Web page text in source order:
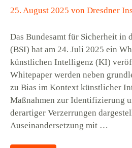
25. August 2025 von Dresdner
Das Bundesamt für Sicherheit in
(BSI) hat am 24. Juli 2025 ein
künstlichen Intelligenz (KI)
Whitepaper werden neben
zu Bias im Kontext künstlicher
Maßnahmen zur Identifizierung
derartiger Verzerrungen
Auseinandersetzung mit …